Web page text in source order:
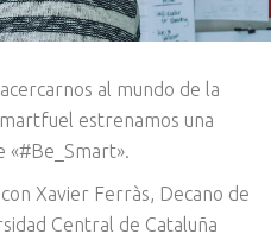
al mundo de la
estrenamos una
«#Be_Smart».
Xavier Ferràs, Decano de
Central de Cataluña